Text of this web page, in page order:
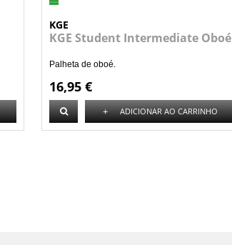
KGE
KGE Student Intermediate Oboé
Palheta de oboé.
16,95 €
+ ADICIONAR AO CARRINHO